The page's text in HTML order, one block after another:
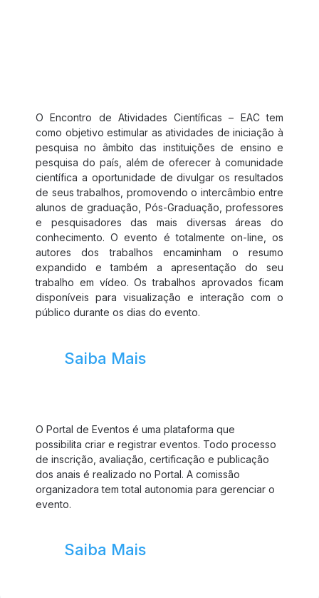
O Encontro de Atividades Científicas – EAC tem
como objetivo estimular as atividades de iniciação à
pesquisa no âmbito das instituições de ensino e
pesquisa do país, além de oferecer à comunidade
científica a oportunidade de divulgar os resultados
de seus trabalhos, promovendo o intercâmbio entre
alunos de graduação, Pós-Graduação, professores
e pesquisadores das mais diversas áreas do
conhecimento. O evento é totalmente on-line, os
autores dos trabalhos encaminham o resumo
expandido e também a apresentação do seu
trabalho em vídeo. Os trabalhos aprovados ficam
disponíveis para visualização e interação com o
público durante os dias do evento.
Saiba Mais
O Portal de Eventos é uma plataforma que
possibilita criar e registrar eventos. Todo processo
de inscrição, avaliação, certificação e publicação
dos anais é realizado no Portal. A comissão
organizadora tem total autonomia para gerenciar o
evento.
Saiba Mais